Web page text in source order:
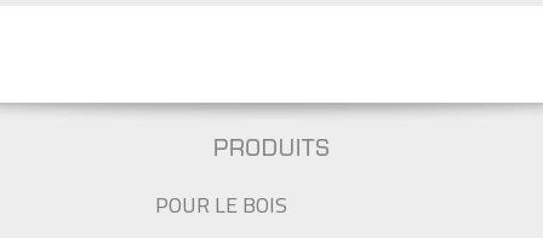
POUR LE BOIS